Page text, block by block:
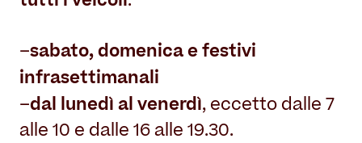
Museo per tutti
Le Stagioni del Parco
Enti ospitati
Servizi
Accessibilità
Il Consorzio
Chi siamo
Notizie
Accordo di programma
Masterplan
Organizza il tuo evento
–sabato, domenica e festivi
infrasettimanali
–dal lunedì al venerdì, eccetto dalle 7
alle 10 e dalle 16 alle 19.30.